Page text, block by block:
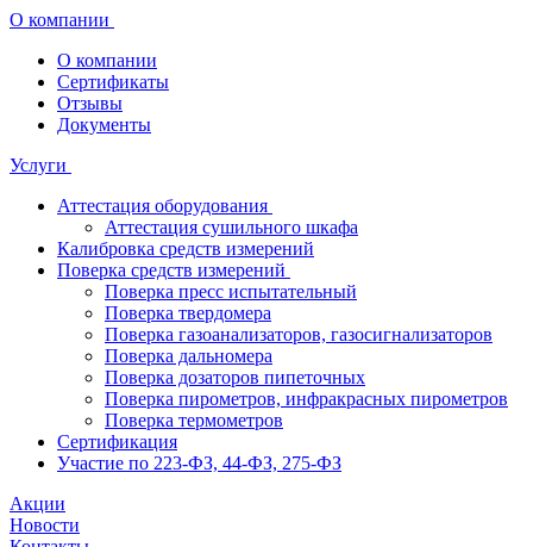
О компании
О компании
Сертификаты
Отзывы
Документы
Услуги
Аттестация оборудования
Аттестация сушильного шкафа
Калибровка средств измерений
Поверка средств измерений
Поверка пресс испытательный
Поверка твердомера
Поверка газоанализаторов, газосигнализаторов
Поверка дальномера
Поверка дозаторов пипеточных
Поверка пирометров, инфракрасных пирометров
Поверка термометров
Сертификация
Участие по 223-ФЗ, 44-ФЗ, 275-ФЗ
Акции
Новости